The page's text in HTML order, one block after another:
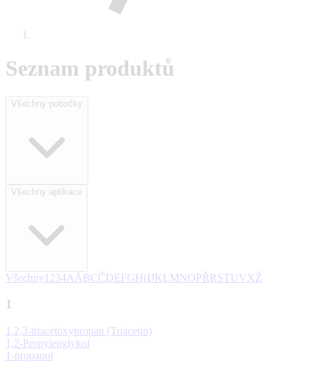
Seznam produktů
Všechny pobočky
Všechny aplikace
Všechny 1 234A ÄBCČDEFGH(I JKLMNOPŘRSTUVXŽ
1
1,2,3-triacetoxypropan (Triacetin)
1,2-Propylenglykol
1-propanol